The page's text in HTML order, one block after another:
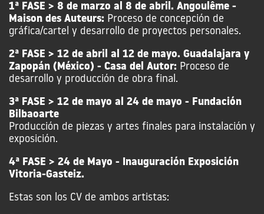
1ª FASE > 8 de marzo al 8 de abril. Angoulême -
Maison des Auteurs: Proceso de concepción de
gráfica/cartel y desarrollo de proyectos personales.
2ª FASE > 12 de abril al 12 de mayo. Guadalajara y
Zapopán (México) - Casa del Autor: Proceso de
desarrollo y producción de obra final.
3ª FASE > 12 de mayo al 24 de mayo - Fundación
Bilbaoarte
Producción de piezas y artes finales para instalación y
exposición.
4ª FASE > 24 de Mayo - Inauguración Exposición
Vitoria-Gasteiz.
Estas son los CV de ambos artistas: